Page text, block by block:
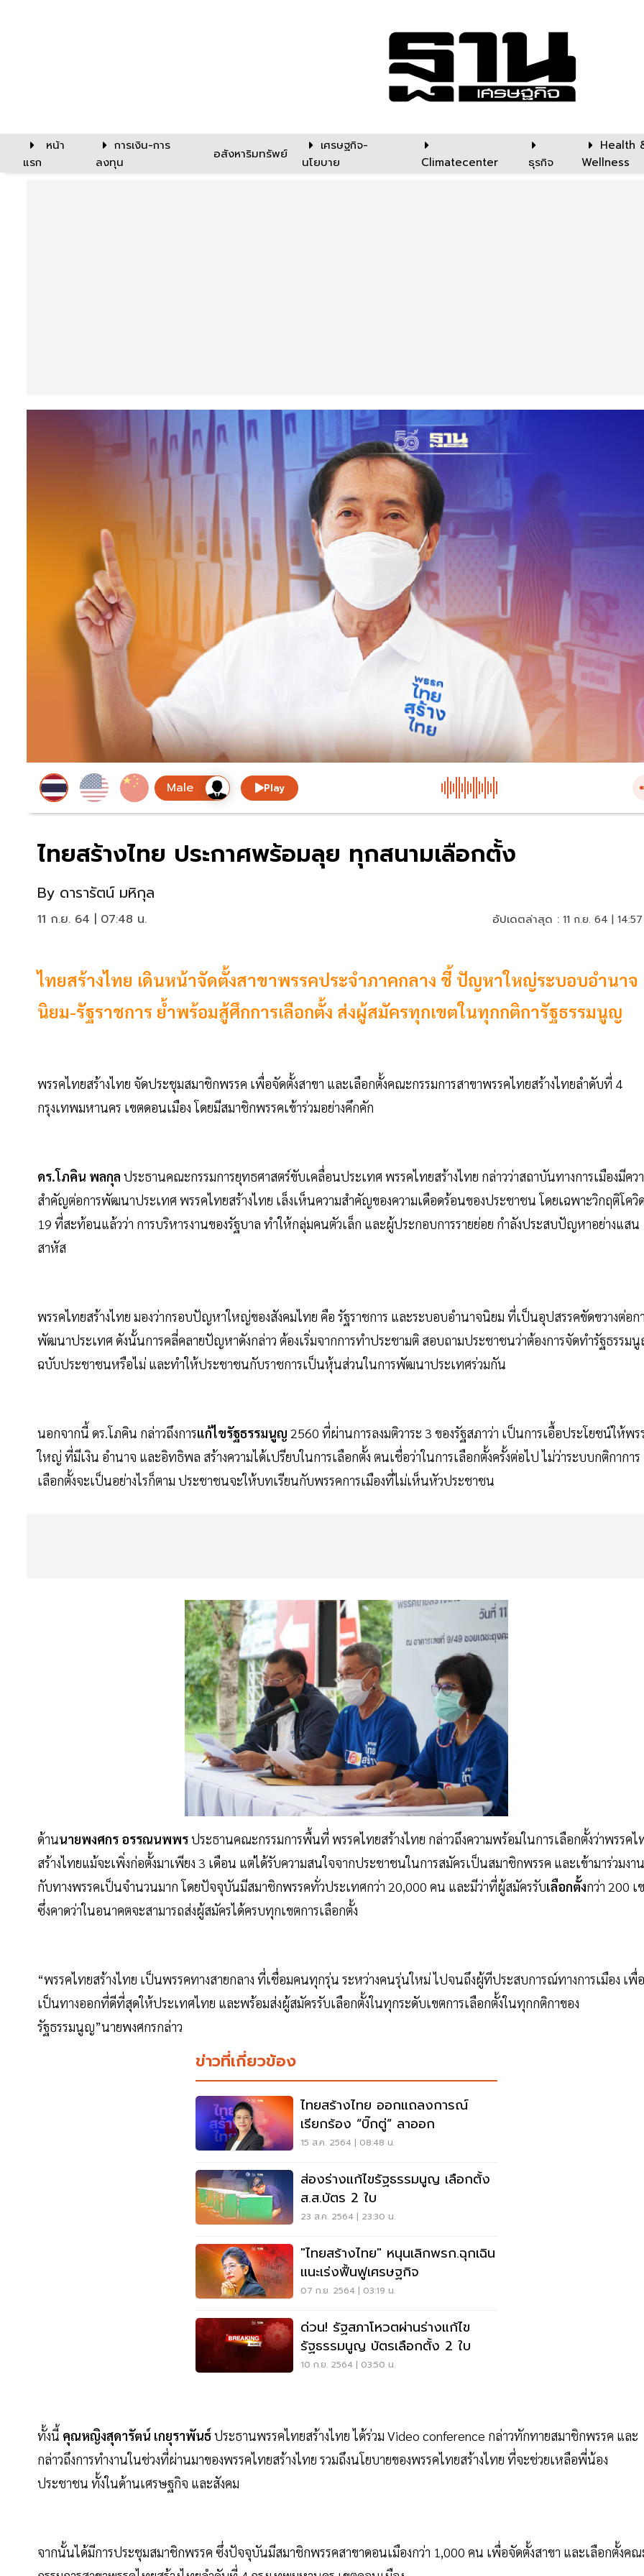
หน้า
แรก
การเงิน-การ
ลงทุน
อสังหาริมทรัพย์
เศรษฐกิจ-
นโยบาย
Climatecenter ธุรกิจ
Health
Wellness
Play
ไทยสร้างไทย ประกาศพร้อมลุย ทุกสนามเลือกตั้ง
By ดารารัตน์ มหิกุล
11 ก.ย. 64 | 07:48 น. อัปเดตล่าสุด : 11 ก.ย. 64 |
ไทยสร้างไทย เดินหน้าจัดตั้งสาขาพรรคประจำภาคกลาง ชี้ ปัญหาใหญ่ระบอบอำนาจ
นิยม-รัฐราชการ ย้ำพร้อมสู้ศึกการเลือกตั้ง ส่งผู้สมัครทุกเขตในทุกกติการัฐธรรมนูญ
พรรคไทยสร้างไทย จัดประชุมสมาชิกพรรค เพื่อจัดตั้งสาขา และเลือกตั้งคณะกรรมการสาขาพรรคไทยสร้างไทยลำดับที่ 4
กรุงเทพมหานคร เขตดอนเมือง โดยมีสมาชิกพรรคเข้าร่วมอย่างคึกคัก
ดร.โภคิน พลกุล ประธานคณะกรรมการยุทธศาสตร์ขับเคลื่อนประเทศ พรรคไทยสร้างไทย กล่าวว่าสถาบันทางการเมืองมีคว
สำคัญต่อการพัฒนาประเทศ พรรคไทยสร้างไทย เล็งเห็นความสำคัญของความเดือดร้อนของประชาชน โดยเฉพาะวิกฤติโควิ
19 ที่สะท้อนแล้วว่า การบริหารงานของรัฐบาล ทำให้กลุ่มคนตัวเล็ก และผู้ประกอบการรายย่อย กำลังประสบปัญหาอย่างแสน
สาหัส
พรรคไทยสร้างไทย มองว่ากรอบปัญหาใหญ่ของสังคมไทย คือ รัฐราชการ และระบอบอำนาจนิยม ที่เป็นอุปสรรคขัดขวางต่อก
พัฒนาประเทศ ดังนั้นการคลี่คลายปัญหาดังกล่าว ต้องเริ่มจากการทำประชามติ สอบถามประชาชนว่าต้องการจัดทำรัฐธรรม
ฉบับประชาชนหรือไม่ และทำให้ประชาชนกับราชการเป็นหุ้นส่วนในการพัฒนาประเทศร่วมกัน
นอกจากนี้ ดร.โภคิน กล่าวถึงการแก้ไขรัฐธรรมนูญ 2560 ที่ผ่านการลงมติวาระ 3 ของรัฐสภาว่า เป็นการเอื้อประโยชน์ให้พร
ใหญ่ ที่มีเงิน อํานาจ และอิทธิพล สร้างความได้เปรียบในการเลือกตั้ง ตนเชื่อว่าในการเลือกตั้งครั้งต่อไป ไม่ว่าระบบกติกาการ
เลือกตั้งจะเป็นอย่างไรก็ตาม ประชาชนจะให้บทเรียนกับพรรคการเมืองที่ไม่เห็นหัวประชาชน
ด้านนายพงศกร อรรณนพพรประธานคณะกรรมการพื้นที่ พรรคไทยสร้างไทย กล่าวถึงความพร้อมในการเลือกตั้งว่าพรรคไ
สร้างไทยแม้จะเพิ่งก่อตั้งมาเพียง 3 เดือน แต่ได้รับความสนใจจากประชาชนในการสมัครเป็นสมาชิกพรรค และเข้ามาร่วมงาน
กับทางพรรคเป็นจำนวนมาก โดยปัจจุบันมีสมาชิกพรรคทั่วประเทศกว่า 20,000 คน และมีว่าที่ผู้สมัครรับเลือกตั้งกว่า 200 เ
ซึ่งคาดว่าในอนาคตจะสามารถส่งผู้สมัครได้ครบทุกเขตการเลือกตั้ง
“พรรคไทยสร้างไทย เป็นพรรคทางสายกลาง ที่เชื่อมคนทุกรุ่น ระหว่างคนรุ่นใหม่ ไปจนถึงผู้ทีประสบการณ์ทางการเมือง เพื่อ
เป็นทางออกที่ดีที่สุดให้ประเทศไทย และพร้อมส่งผู้สมัครรับเลือกตั้งในทุกระดับเขตการเลือกตั้งในทุกกติกาของ
รัฐธรรมนูญ”นายพงศกรกล่าว
ข่าวที่เกี่ยวข้อง
ไทยสร้างไทย ออกแถลงการณ์
เรียกร้อง “บิ๊กตู่” ลาออก
15 ส.ค. 2564 | 08:48 น.
ส่องร่างแก้ไขรัฐธรรมนูญ เลือกตั้ง
ส.ส.บัตร 2 ใบ
23 ส.ค. 2564 | 23:30 น.
"ไทยสร้างไทย" หนุนเลิกพรก.ฉุกเฉิน
แนะเร่งฟื้นฟูเศรษฐกิจ
07 ก.ย. 2564 | 03:19 น.
ด่วน! รัฐสภาโหวตผ่านร่างแก้ไข
รัฐธรรมนูญ บัตรเลือกตั้ง 2 ใบ
10 ก.ย. 2564 | 03:50 น.
ทั้งนี้ คุณหญิงสุดารัตน์ เกยุราพันธ์ประธานพรรคไทยสร้างไทย ได้ร่วม Video conference กล่าวทักทายสมาชิกพรรค และ
กล่าวถึงการทำงานในช่วงที่ผ่านมาของพรรคไทยสร้างไทย รวมถึงนโยบายของพรรคไทยสร้างไทย ที่จะช่วยเหลือพี่น้อง
ประชาชน ทั้งในด้านเศรษฐกิจ และสังคม
จากนั้นได้มีการประชุมสมาชิกพรรค ซึ่งปัจจุบันมีสมาชิกพรรคสาขาดอนเมืองกว่า 1,000 คน เพื่อจัดตั้งสาขา และเลือกตั้งค